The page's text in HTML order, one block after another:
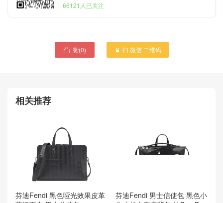
66121人已关注
 赞(0)  扫 微信 二维码
芬迪 Fendi LUI男士手袋 光
滑黑色罗马皮革公文包手工
滑绿色皮革公文包
7VA407_O7B_F07T8
相关推荐